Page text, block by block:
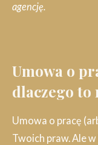
agencję.
Umowa o
dlaczego
Umowa o pracę
Twoich praw. Ale